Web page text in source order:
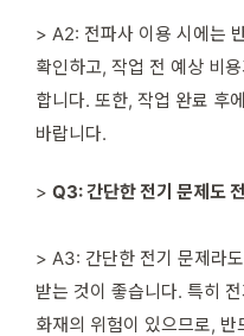
> A2: 전파사 이용 시에는
확인하고, 작업 전 예상 비
합니다. 또한, 작업 완료 후
바랍니다.
> Q3: 간단한 전기 문제도
> A3: 간단한 전기 문제라
받는 것이 좋습니다. 특히
화재의 위험이 있으므로,